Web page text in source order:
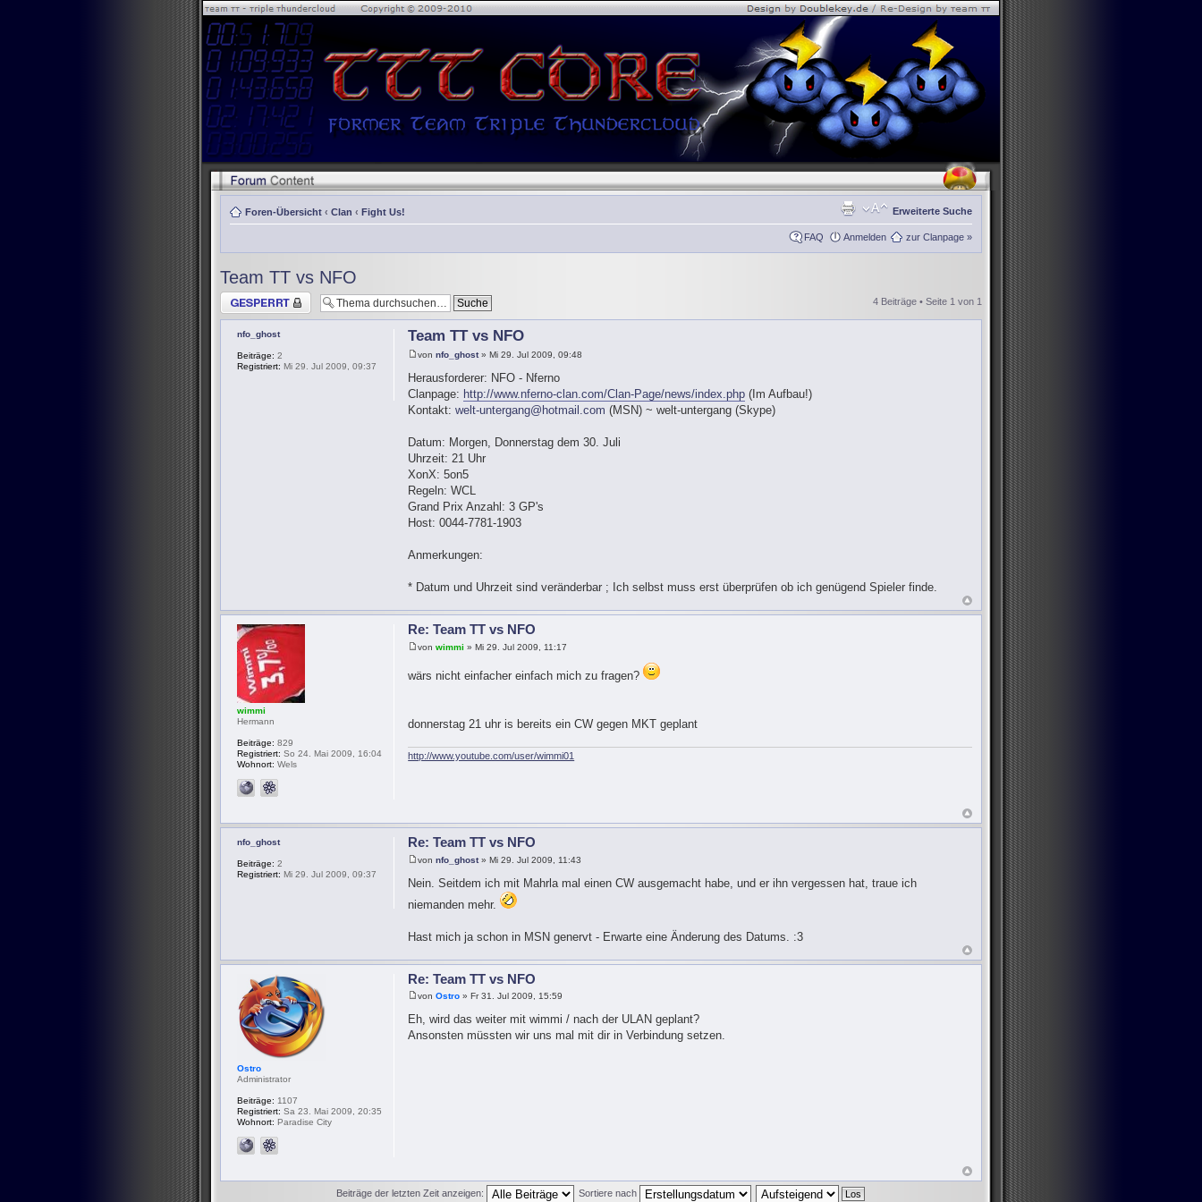
Foren-Übersicht ‹ Clan ‹ Fight Us! Erweiterte Suche
FAQ Anmelden zur Clanpage »
Team TT vs NFO
Thema gesperrt 4 Beiträge • Seite 1 von 1
Team TT vs NFO
vonnfo_ghost» Mi 29. Jul 2009, 09:48
Herausforderer: NFO - Nferno
Clanpage: http://www.nferno-clan.com/Clan-Page/news/index.php (Im Aufbau!)
Kontakt:welt-untergang@hotmail.com (MSN) ~ welt-untergang (Skype)
Datum: Morgen, Donnerstag dem 30. Juli
Uhrzeit: 21 Uhr
XonX: 5on5
Regeln: WCL
Grand Prix Anzahl: 3 GP's
Host: 0044-7781-1903
Anmerkungen:
* Datum und Uhrzeit sind veränderbar ; Ich selbst muss erst überprüfen ob ich genügend Spieler finde.
nfo_ghost
Beiträge: 2
Registriert: Mi 29. Jul 2009, 09:37
Re: Team TT vs NFO
vonwimmi » Mi 29. Jul 2009, 11:17
wärs nicht einfacher einfach mich zu fragen?
donnerstag 21 uhr is bereits ein CW gegen MKT geplant
http://www.youtube.com/user/wimmi01
wimmi
Hermann
Beiträge: 829
Registriert: So 24. Mai 2009, 16:04
Wohnort: Wels
Re: Team TT vs NFO
vonnfo_ghost» Mi 29. Jul 2009, 11:43
Nein. Seitdem ich mit Mahrla mal einen CW ausgemacht habe, und er ihn vergessen hat, traue ich
niemanden mehr.
Hast mich ja schon in MSN genervt - Erwarte eine Änderung des Datums. :3
nfo_ghost
Beiträge: 2
Registriert: Mi 29. Jul 2009, 09:37
Re: Team TT vs NFO
vonOstro » Fr 31. Jul 2009, 15:59
Eh, wird das weiter mit wimmi / nach der ULAN geplant?
Ansonsten müssten wir uns mal mit dir in Verbindung setzen.
Ostro
Administrator
Beiträge: 1107
Registriert: Sa 23. Mai 2009, 20:35
Wohnort: Paradise City
Beiträge der letzten Zeit anzeigen: Sortiere nach